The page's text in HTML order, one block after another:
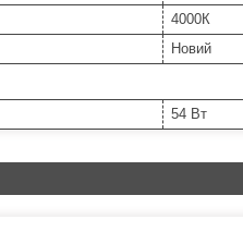
4000К
Новий
54 Вт